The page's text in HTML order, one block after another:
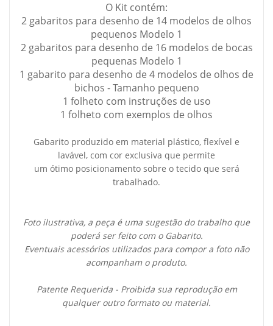
O Kit contém:
2 gabaritos para desenho de 14 modelos de olhos
pequenos Modelo 1
2 gabaritos para desenho de 16 modelos de bocas
pequenas Modelo 1
1 gabarito para desenho de 4 modelos de olhos de
bichos - Tamanho pequeno
1 folheto com instruções de uso
1 folheto com exemplos de olhos
Gabarito produzido em material plástico, flexível e
lavável, com cor exclusiva que permite
um ótimo posicionamento sobre o tecido que será
trabalhado.
Foto ilustrativa, a peça é uma sugestão do trabalho que
poderá ser feito com o Gabarito.
Eventuais acessórios utilizados para compor a foto não
acompanham o produto.
Patente Requerida - Proibida sua reprodução em
qualquer outro formato ou material.